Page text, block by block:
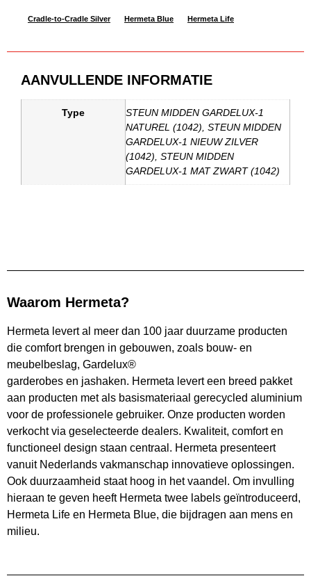
Cradle-to-Cradle Silver Hermeta Blue Hermeta Life
AANVULLENDE INFORMATIE
Type
STEUN MIDDEN GARDELUX-1
NATUREL (1042), STEUN MIDDEN
GARDELUX-1 NIEUW ZILVER
(1042), STEUN MIDDEN
GARDELUX-1 MAT ZWART (1042)
Waarom Hermeta?
Hermeta levert al meer dan 100 jaar duurzame producten
die comfort brengen in gebouwen, zoals bouw- en
meubelbeslag, Gardelux®
garderobes en jashaken. Hermeta levert een breed pakket
aan producten met als basismateriaal gerecycled aluminium
voor de professionele gebruiker. Onze producten worden
verkocht via geselecteerde dealers. Kwaliteit, comfort en
functioneel design staan centraal. Hermeta presenteert
vanuit Nederlands vakmanschap innovatieve oplossingen.
Ook duurzaamheid staat hoog in het vaandel. Om invulling
hieraan te geven heeft Hermeta twee labels geïntroduceerd,
Hermeta Life en Hermeta Blue, die bijdragen aan mens en
milieu.